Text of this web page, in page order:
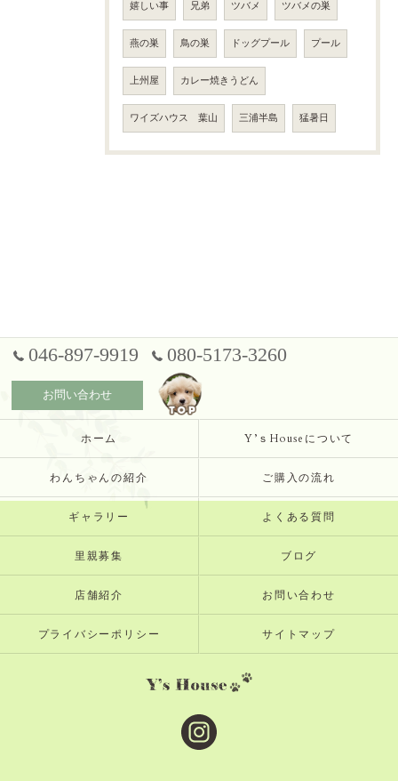
嬉しい事 兄弟 ツバメ ツバメの巣
燕の巣 鳥の巣 ドッグプール プール
上州屋 カレー焼きうどん
ワイズハウス 葉山 三浦半島 猛暑日
046-897-9919 080-5173-3260
お問い合わせ
ホーム Y’ｓHouseについて
わんちゃんの紹介 ご購入の流れ
ギャラリー よくある質問
里親募集 ブログ
店舗紹介 お問い合わせ
プライバシーポリシー サイトマップ